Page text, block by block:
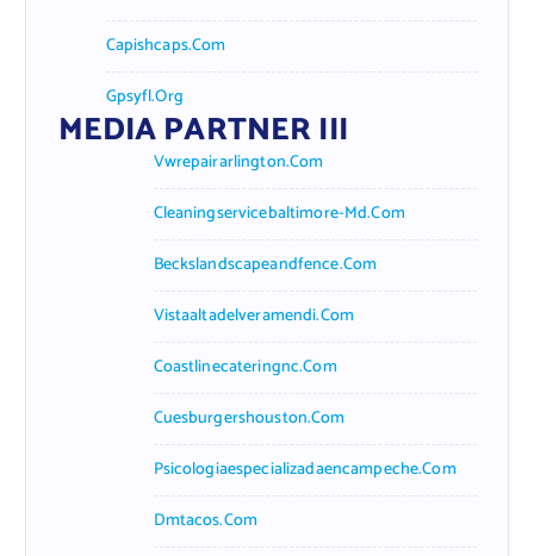
Capishcaps.com
Gpsyfl.org
MEDIA PARTNER III
Vwrepairarlington.com
Cleaningservicebaltimore-Md.com
Beckslandscapeandfence.com
Vistaaltadelveramendi.com
Coastlinecateringnc.com
Cuesburgershouston.com
Psicologiaespecializadaencampeche.com
Dmtacos.com